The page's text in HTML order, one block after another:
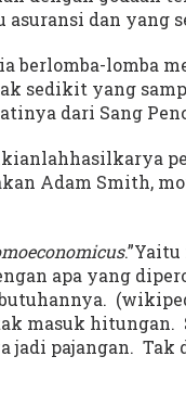
dan yang
berlomba-lomba
sedikit yang
dari Sang
Adam Smith,
apa yang
masuk hitungan.
jadi pajangan.